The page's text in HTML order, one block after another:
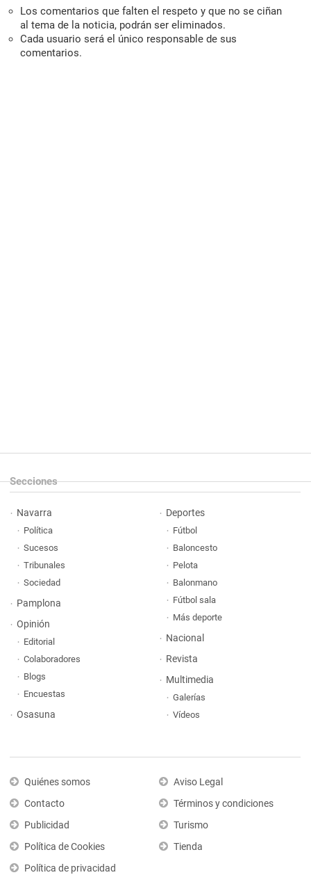
Los comentarios que falten el respeto y que no se ciñan
al tema de la noticia, podrán ser eliminados.
Cada usuario será el único responsable de sus
comentarios.
Secciones
Navarra
Política
Sucesos
Tribunales
Sociedad
Pamplona
Opinión
Editorial
Colaboradores
Blogs
Encuestas
Osasuna
Deportes
Fútbol
Baloncesto
Pelota
Balonmano
Fútbol sala
Más deporte
Nacional
Revista
Multimedia
Galerías
Vídeos
Quiénes somos
Contacto
Publicidad
Política de Cookies
Política de privacidad
Aviso Legal
Términos y condiciones
Turismo
Tienda